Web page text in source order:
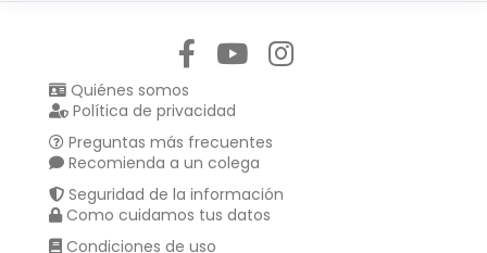
Quiénes somos
Política de privacidad
Preguntas más frecuentes
Recomienda a un colega
Seguridad de la información
Como cuidamos tus datos
Condiciones de uso